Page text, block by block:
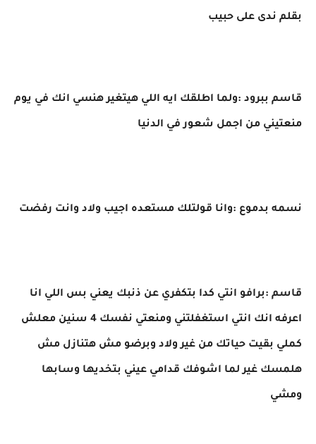
بقلم ندى على حبيب
قاسم ببرود :ولما اطلقك ايه اللي هيتغير هنسي انك في يوم
منعتيني من اجمل شعور في الدنيا
نسمه بدموع :وانا قولتلك مستعده اجيب ولاد وانت رفضت
قاسم :برافو انتي كدا بتكفري عن ذنبك يعني بس اللي انا
اعرفه انك انتي استغفلتني ومنعتي نفسك 4 سنين معلش
كملي بقيت حياتك من غير ولاد وبرضو مش هتنازل مش
هلمسك غير لما اشوفك قدامي عيني بتخديها وسابها
ومشي